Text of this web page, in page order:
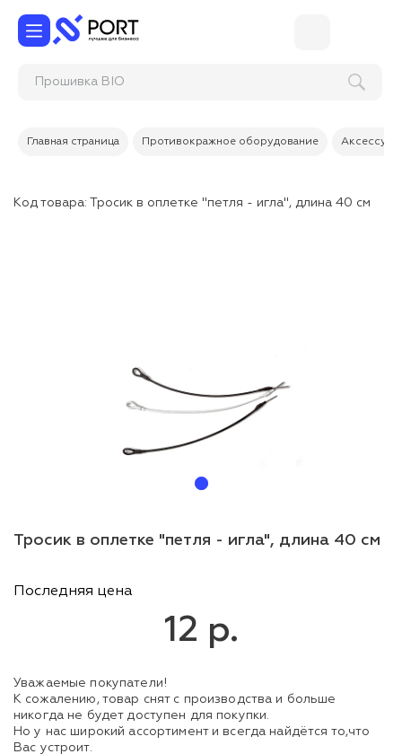
Прошивка
Главная страница Противокражное оборудование
Код товара: Тросик в оплетке "петля - игла", длина 40 см
Тросик в оплетке "петля - игла", длина 40 см
Последняя цена
12 р.
Уважаемые покупатели!
К сожалению, товар снят с производства и больше
никогда не будет доступен для покупки.
Но у нас широкий ассортимент и всегда найдётся то,что
Вас устроит.